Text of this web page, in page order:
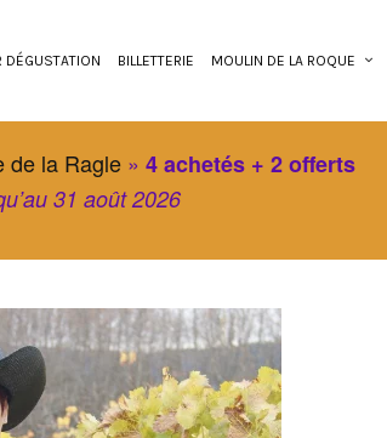
DÉGUSTATION BILLETTERIE MOULIN DE LA ROQUE
de la Ragle» 4 achetés + 2 offerts
31 août 2026